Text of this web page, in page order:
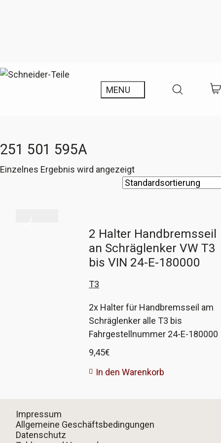
251 501 595A
Einzelnes Ergebnis wird angezeigt
2 Halter Handbremsseil
an Schräglenker VW T3
bis VIN 24-E-180000
T3
2x Halter für Handbremsseil am
Schräglenker alle T3 bis
Fahrgestellnummer 24-E-180000
Diese Halter stützen das
Schräglenker. Bei späteren
hochfestem, elastischem
Kunststoff gedruckt und ersetzt
9,45€
In den Warenkorb
Impressum
Allgemeine Geschäftsbedingungen
Datenschutz